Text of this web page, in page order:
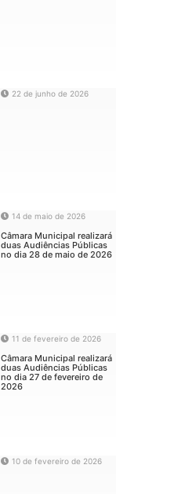
22 de junho de 2026
14 de maio de 2026
Câmara Municipal realizará
duas Audiências Públicas
no dia 28 de maio de 2026
11 de fevereiro de 2026
Câmara Municipal realizará
duas Audiências Públicas
no dia 27 de fevereiro de
2026
10 de fevereiro de 2026